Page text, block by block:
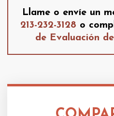
Llame o envíe un
213-232-3128 o
de Evaluación